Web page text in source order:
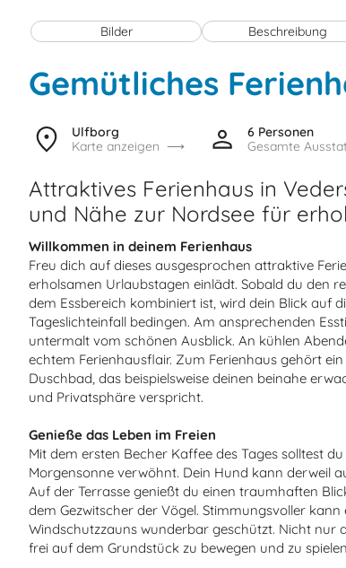
Bilder Beschreibung
Gemütliches
Ulfborg
Karte anzeigen
6 Personen
Gesamte
Attraktives Ferienhaus in
und Nähe zur Nordsee für
Willkommen in deinem Ferienhaus
Freu dich auf dieses ausgesprochen attraktive
erholsamen Urlaubstagen einlädt. Sobald du den
dem Essbereich kombiniert ist, wird dein Blick auf
Tageslichteinfall bedingen. Am ansprechenden
untermalt vom schönen Ausblick. An kühlen
echtem Ferienhausflair. Zum Ferienhaus gehört
Duschbad, das beispielsweise deinen beinahe
und Privatsphäre verspricht.
Genieße das Leben im Freien
Mit dem ersten Becher Kaffee des Tages solltest
Morgensonne verwöhnt. Dein Hund kann derweil
Auf der Terrasse genießt du einen traumhaften
dem Gezwitscher der Vögel. Stimmungsvoller
Windschutzzauns wunderbar geschützt. Nicht nur
frei auf dem Grundstück zu bewegen und zu